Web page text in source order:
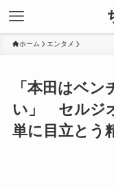
ホーム エンタメ
「本田はベ
い」 セルジ
単に目立とう